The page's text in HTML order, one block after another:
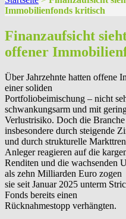
Immobilienfonds kritisch
Finanzaufsicht
offener
Über Jahrzehnte hatten offene
einer soliden
Portfoliobeimischung – nicht
schwankungsarm und mit
Verlustrisiko. Doch die
insbesondere durch steigende
und durch strukturelle
Anleger reagieren auf die
Renditen und die wachsenden
als zehn Milliarden Euro zogen
sie seit Januar 2025 unterm
Fonds bereits einen
Rücknahmestopp verhängten.